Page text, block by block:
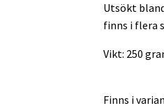
Utsökt
finns i flera
Vikt: 250
Finns i